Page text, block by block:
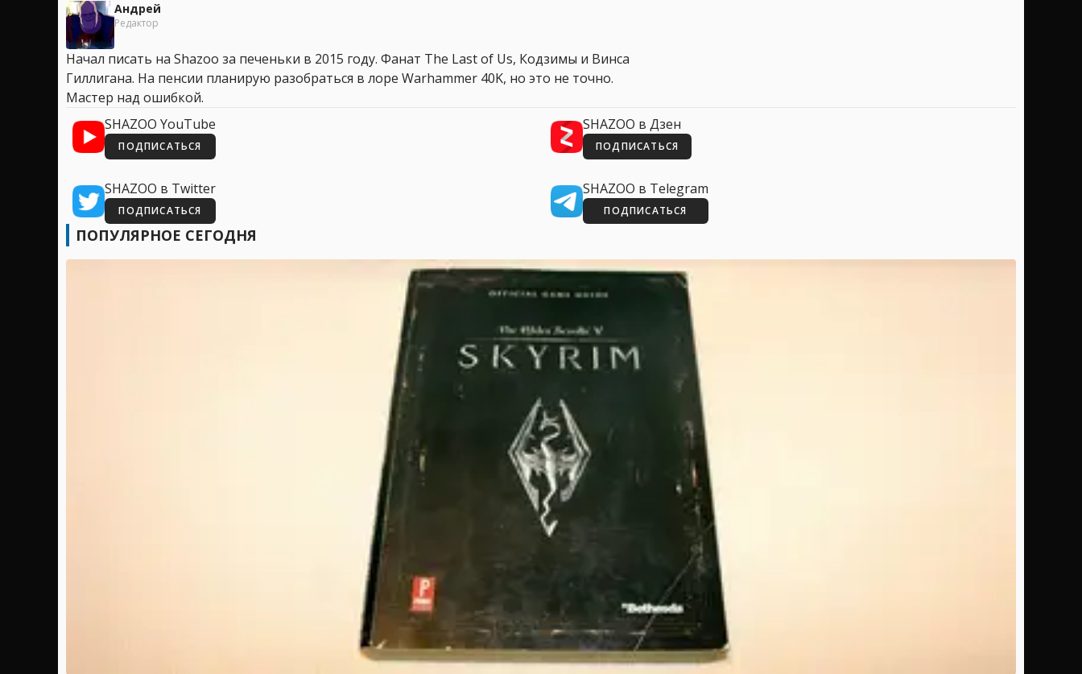
Андрей
Редактор
Начал писать на Shazoo за печеньки в 2015 году. Фанат The Last of Us, Кодзимы и Винса
Гиллигана. На пенсии планирую разобраться в лоре Warhammer 40K, но это не точно.
Мастер над ошибкой.
SHAZOO YouTube
ПОДПИСАТЬСЯ
SHAZOO в Дзен
ПОДПИСАТЬСЯ
SHAZOO в Twitter
ПОДПИСАТЬСЯ
SHAZOO в Telegram
ПОДПИСАТЬСЯ
ПОПУЛЯРНОЕ СЕГОДНЯ